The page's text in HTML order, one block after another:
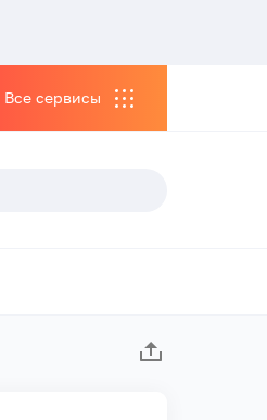
Все сервисы